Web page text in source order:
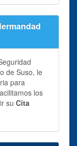
de Suso, le
para
los
su Cita